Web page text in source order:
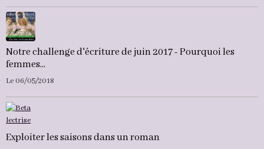
Notre challenge d'écriture de juin 2017 - Pourquoi les
femmes...
Le 06/05/2018
Exploiter les saisons dans un roman